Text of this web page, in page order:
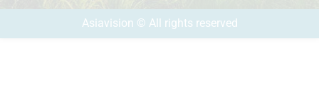
Asiavision © All rights reserved